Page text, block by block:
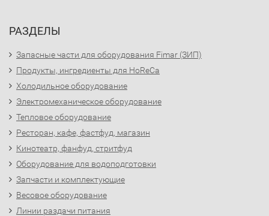
РАЗДЕЛЫ
Запасные части для оборудования Fimar (ЗИП)
Продукты, ингредиенты для HoReCa
Холодильное оборудование
Электромеханическое оборудование
Тепловое оборудование
Ресторан, кафе, фастфуд, магазин
Кинотеатр, фанфуд, стритфуд
Оборудование для водоподготовки
Запчасти и комплектующие
Весовое оборудование
Линии раздачи питания